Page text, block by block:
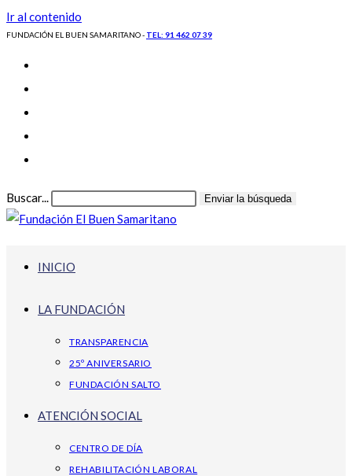
Ir al contenido
FUNDACIÓN EL BUEN SAMARITANO - TEL: 91 462 07 39
Buscar... Enviar la búsqueda
INICIO
LA FUNDACIÓN
TRANSPARENCIA
25º ANIVERSARIO
FUNDACIÓN SALTO
ATENCIÓN SOCIAL
CENTRO DE DÍA
REHABILITACIÓN LABORAL